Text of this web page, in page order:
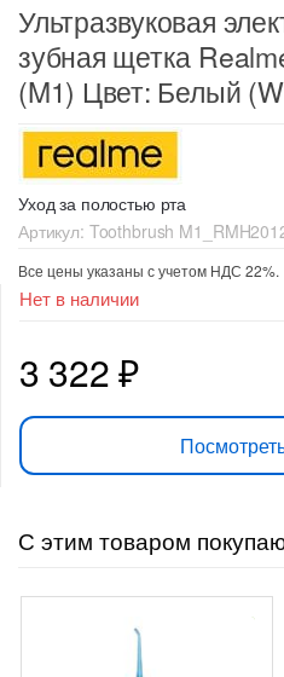
Ультразвуковая
зубная щетка
(M1) Цвет: Белый
Уход за полостью рта
Артикул: Toothbrush
Все цены указаны с учетом НДС 22%.
Нет в наличии
3 322₽
С этим товаром